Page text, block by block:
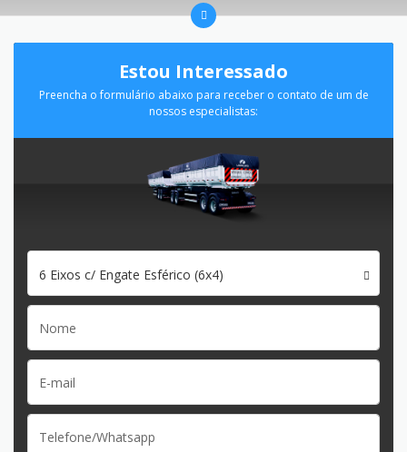
Estou Interessado
Preencha o formulário abaixo para receber o contato de um de
nossos especialistas:
6 Eixos c/ Engate Esférico (6x4)